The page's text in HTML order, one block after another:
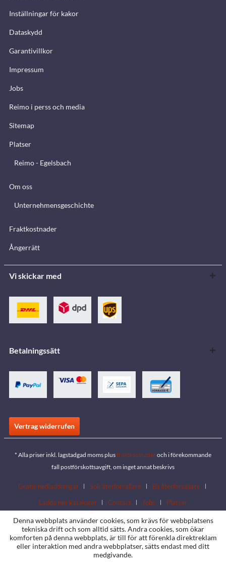
Inställningar för kakor
Dataskydd
Garantivillkor
Impressum
Jobs
Reimo i perss och media
Sitemap
Platser
Reimo - Egelsbach
Om oss
Unternehmensgeschichte
Fraktkostnader
Ångerrätt
Vi skickar med
Betalningssätt
Vertrag widerrufen
* Alla priser inkl. lagstadgad moms plusfraktkostnaderoch i förekommande
fall postförskottsavgift, om inget annat beskrivs
Gratis nedladdningar Sök återförsäljare
Bli återförsäljare
Ladda ner kataloger
Contact Jobs Platser
Denna webbplats använder cookies, som krävs för webbplatsens
tekniska drift och som alltid sätts. Andra cookies, som ökar
komforten på denna webbplats, är till för att förenkla direktreklam
eller interaktion med andra webbplatser, sätts endast med ditt
medgivande.